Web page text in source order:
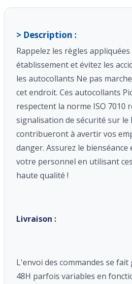
> Description :
Rappelez les règles
établissement et évitez les
les autocollants Ne pas
cet endroit. Ces autocollants
respectent la norme ISO 7010
signalisation de sécurité sur le
contribueront à avertir vos
danger. Assurez le bienséance
votre personnel en utilisant
haute qualité !
Livraison :
L'envoi des commandes se
48H parfois variables en